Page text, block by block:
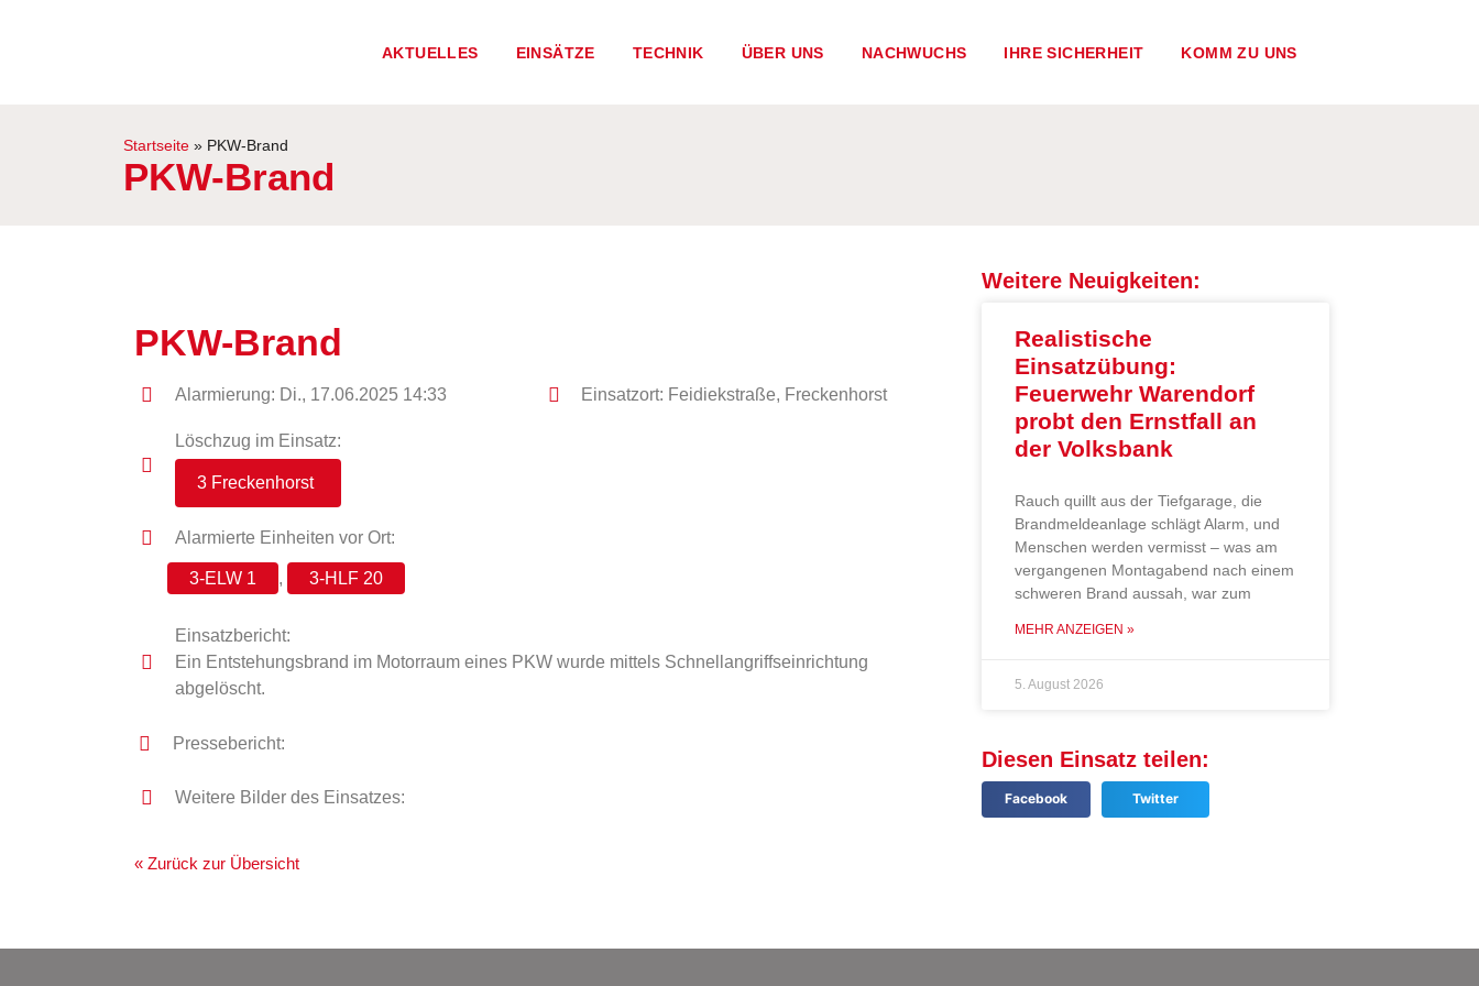
AKTUELLES EINSÄTZE TECHNIK ÜBER UNS NACHWUCHS IHRE SICHERHEIT KOMM ZU UNS
Startseite » PKW-Brand
PKW-Brand
PKW-Brand
Alarmierung: Di., 17.06.2025 14:33 Einsatzort: Feidiekstraße, Freckenhorst
Löschzug im Einsatz:
3 Freckenhorst
Alarmierte Einheiten vor Ort:
3-ELW 1 , 3-HLF 20
Einsatzbericht:
Ein Entstehungsbrand im Motorraum eines PKW wurde mittels Schnellangriffseinrichtung
abgelöscht.
Pressebericht:
Weitere Bilder des Einsatzes:
« Zurück zur Übersicht
Weitere Neuigkeiten:
Realistische
Einsatzübung:
Feuerwehr Warendorf
probt den Ernstfall an
der Volksbank
Rauch quillt aus der Tiefgarage, die
Brandmeldeanlage schlägt Alarm, und
Menschen werden vermisst – was am
vergangenen Montagabend nach einem
schweren Brand aussah, war zum
MEHR ANZEIGEN »
5. August 2026
Diesen Einsatz teilen:
Facebook Twitter